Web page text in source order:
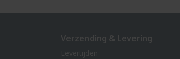
Verzending & Levering
Levertijden